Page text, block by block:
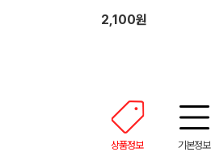
2,100원
상품정보 기본정보